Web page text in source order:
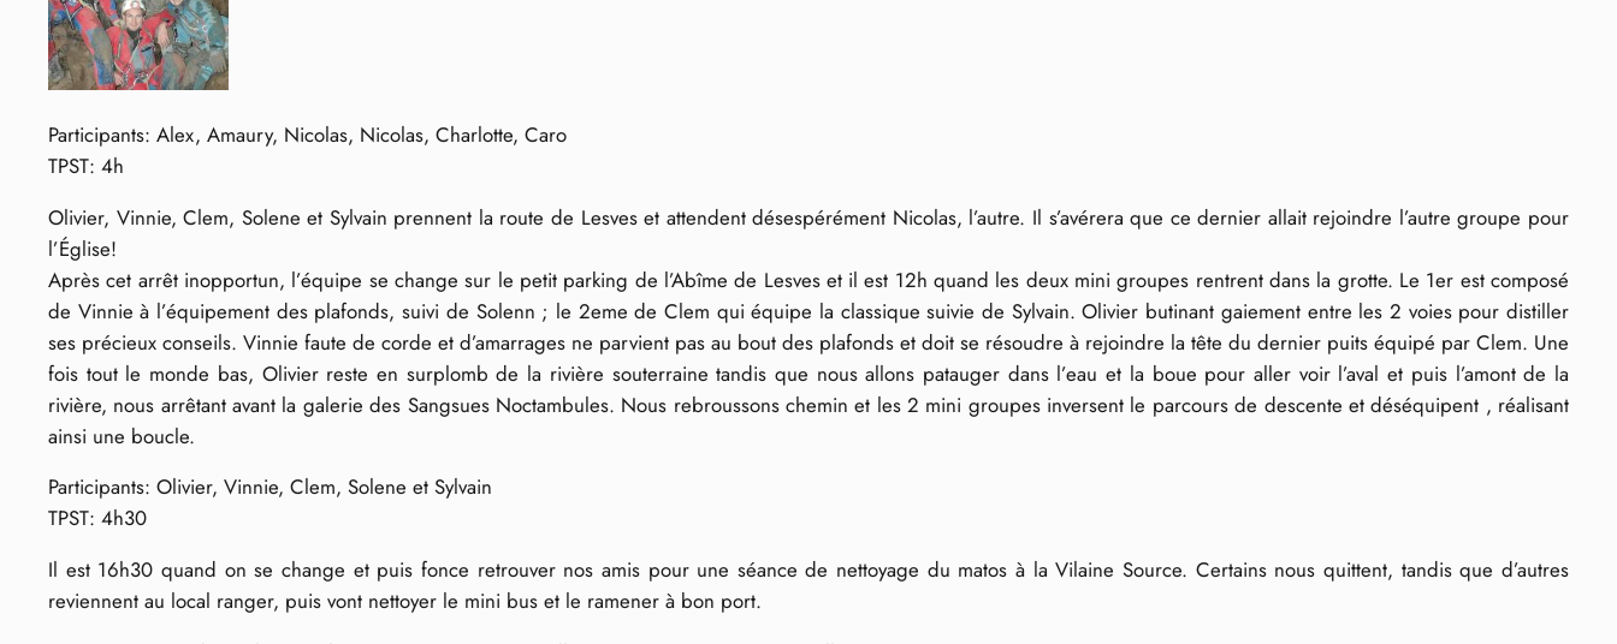
Participants: Alex, Amaury, Nicolas, Nicolas, Charlotte, Caro
TPST: 4h
Olivier, Vinnie, Clem, Solene et Sylvain prennent la route de Lesves et attendent désespérément Nicolas, l’autre. Il s’avérera que ce dernier allait rejoindre l’autre groupe pour
l’Église!
Après cet arrêt inopportun, l’équipe se change sur le petit parking de l’Abîme de Lesves et il est 12h quand les deux mini groupes rentrent dans la grotte. Le 1er est composé
de Vinnie à l’équipement des plafonds, suivi de Solenn ; le 2eme de Clem qui équipe la classique suivie de Sylvain. Olivier butinant gaiement entre les 2 voies pour distiller
ses précieux conseils. Vinnie faute de corde et d’amarrages ne parvient pas au bout des plafonds et doit se résoudre à rejoindre la tête du dernier puits équipé par Clem. Une
fois tout le monde bas, Olivier reste en surplomb de la rivière souterraine tandis que nous allons patauger dans l’eau et la boue pour aller voir l’aval et puis l’amont de la
rivière, nous arrêtant avant la galerie des Sangsues Noctambules. Nous rebroussons chemin et les 2 mini groupes inversent le parcours de descente et déséquipent , réalisant
ainsi une boucle.
Participants: Olivier, Vinnie, Clem, Solene et Sylvain
TPST: 4h30
Il est 16h30 quand on se change et puis fonce retrouver nos amis pour une séance de nettoyage du matos à la Vilaine Source. Certains nous quittent, tandis que d’autres
reviennent au local ranger, puis vont nettoyer le mini bus et le ramener à bon port.